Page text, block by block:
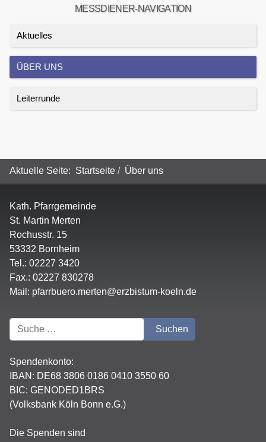
MESSDIENER-NAVIGATION
Aktuelles
ÜBER UNS
Leiterrunde
Aktuelle Seite: Startseite Über uns
Kath. Pfarrgemeinde
St. Martin Merten
Rochusstr. 15
53332 Bornheim
Tel.: 02227 3420
Fax.: 02227 830278
Mail: pfarrbuero.merten@erzbistum-koeln.de
Suchen Suchen
Spendenkonto:
IBAN: DE68 3806 0186 0410 3550 60
BIC: GENODED1BRS
(Volksbank Köln Bonn e.G.)
Die Spenden sind